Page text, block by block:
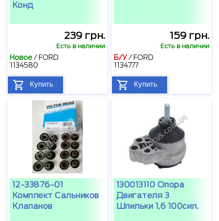
Конд
239 грн.
Есть в наличии
Новое/ FORD
1134580
Купить
159 грн.
Есть в наличии
Б/У/ FORD
1134777
Купить
12-33876-01
Комплект Сальников
Клапанов
130013110 Опора
Двигателя 3
Шпильки 1,6 100сил.